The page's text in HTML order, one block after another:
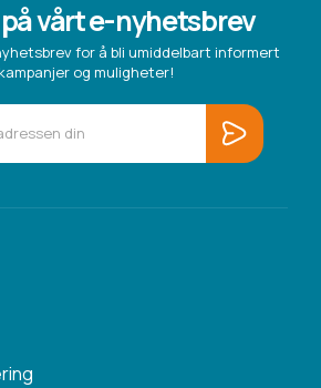
vårt e-nyhetsbrev
for å bli umiddelbart informert
og muligheter!